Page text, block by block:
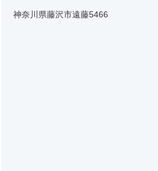
神奈川県藤沢市遠藤5466